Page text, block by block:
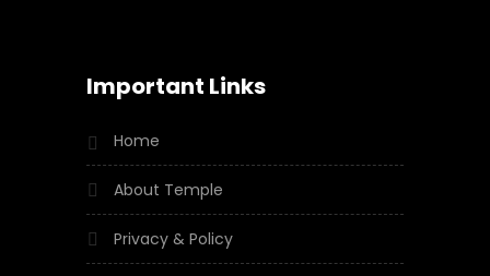
Important Links
Home
About Temple
Privacy & Policy